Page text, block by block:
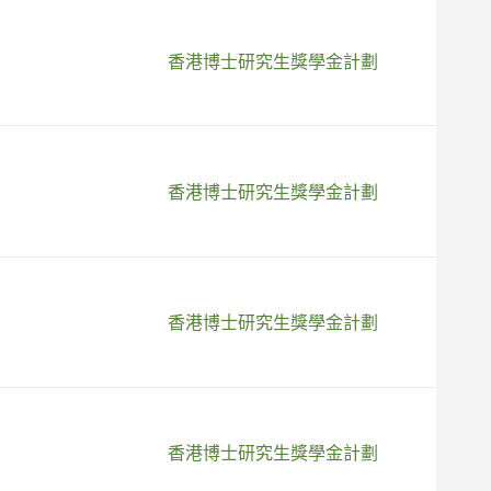
香港博士研究生獎學金計劃
香港博士研究生獎學金計劃
香港博士研究生獎學金計劃
香港博士研究生獎學金計劃